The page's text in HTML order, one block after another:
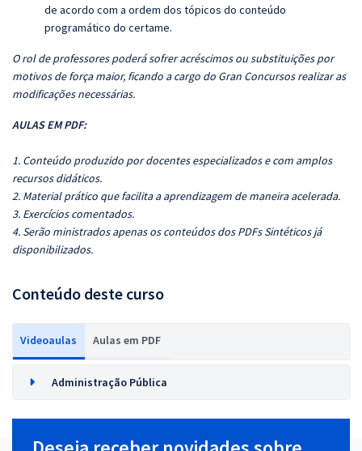
de acordo com a ordem dos tópicos do conteúdo
programático do certame.
O rol de professores poderá sofrer acréscimos ou substituições por
motivos de força maior, ficando a cargo do Gran Concursos realizar as
modificações necessárias.
AULAS EM PDF:
1. Conteúdo produzido por docentes especializados e com amplos
recursos didáticos.
2. Material prático que facilita a aprendizagem de maneira acelerada.
3. Exercícios comentados.
4. Serão ministrados apenas os conteúdos dos PDFs Sintéticos já
disponibilizados.
Conteúdo deste curso
Videoaulas Aulas em PDF
Administração Pública